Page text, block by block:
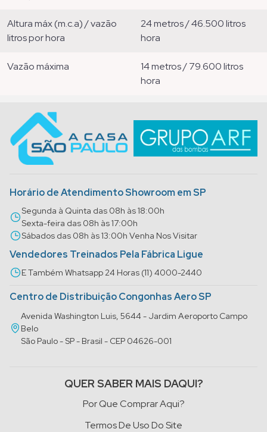
altura máx (m.c.a) / vazão
litros por hora
24 metros / 46.500 litros
hora
vazão máxima
14 metros / 79.600 litros
hora
Horário de Atendimento Showroom em SP
Segunda à Quinta das 08h às 18:00h
Sexta-feira das 08h às 17:00h
Sábados das 08h às 13:00h Venha Nos Visitar
Vendedores Treinados Pela Fábrica Ligue
E Também Whatsapp 24 Horas (11) 4000-2440
Centro de Distribuição Congonhas Aero SP
Avenida Washington Luis, 5644 - Jardim Aeroporto Campo
Belo
São Paulo - SP - Brasil - CEP 04626-001
QUER SABER MAIS DAQUI?
Por Que Comprar Aqui?
Termos De Uso Do Site